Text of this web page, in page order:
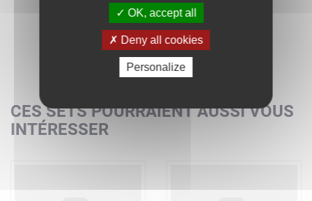
CES SETS POURRAIENT AUSSI VOUS
INTÉRESSER
OK, accept all
Deny all cookies
Personalize